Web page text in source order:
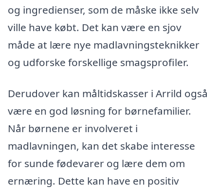
og ingredienser, som de måske ikke selv
ville have købt. Det kan være en sjov
måde at lære nye madlavningsteknikker
og udforske forskellige smagsprofiler.
Derudover kan måltidskasser i Arrild også
være en god løsning for børnefamilier.
Når børnene er involveret i
madlavningen, kan det skabe interesse
for sunde fødevarer og lære dem om
ernæring. Dette kan have en positiv